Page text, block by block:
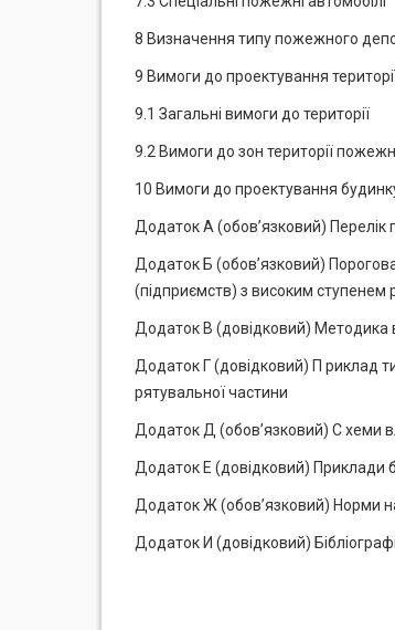
8 Визначення типу пожежного
9 Вимоги до проектування
9.1 Загальні вимоги до території
9.2 Вимоги до зон території
10 Вимоги до проектування
Додаток А (обов’язковий) Перелік
Додаток Б (обов’язковий)
(підприємств) з високим ступенем
Додаток В (довідковий) Методика
Додаток Г (довідковий) П риклад
рятувальної частини
Додаток Д (обов’язковий) С хеми
Додаток Е (довідковий) Приклади
Додаток Ж (обов’язковий) Норми
Додаток И (довідковий)